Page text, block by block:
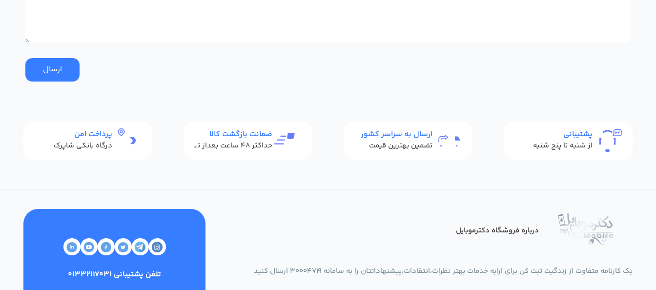
ارسال
پشتیبانی
از شنبه تا پنج شنبه
ارسال به سراسر کشور
تضمین بهترین قیمت
ضمانت بازگشت کالا
حداکثر 48 ساعت بعداز تحویل
پرداخت امن
درگاه بانکی شاپرک
درباره فروشگاه دکترموبایل
یک کارنامه متفاوت از زندگیت ثبت کن برای ارایه خدمات بهتر نظرات،انتقادات،پیشنهاداتتان را به سامانه 30004719 ارسال کنید تلفن پشتیبانی 01332117031